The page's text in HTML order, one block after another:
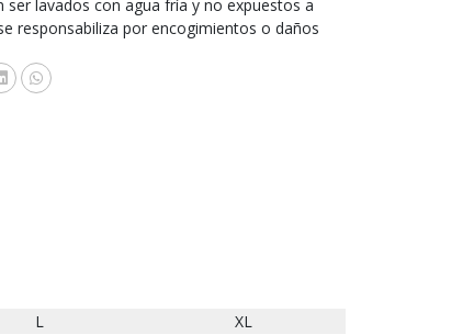
lavados con agua fría y no expuestos a
responsabiliza por encogimientos o daños
L
XL